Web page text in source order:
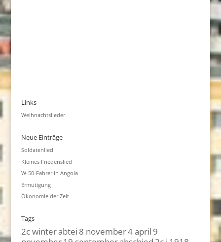
Links
Weihnachtslieder
Neue Einträge
Soldatenlied
Kleines Friedenslied
W-50-Fahrer in Angola
Ermutigung
Ökonomie der Zeit
Tags
2c winterabtei 8 november4 april 9